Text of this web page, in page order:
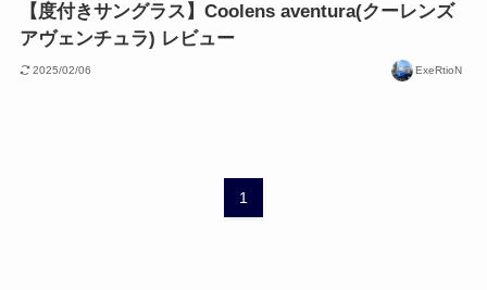
【度付きサングラス】Coolens aventura(クーレンズ
アヴェンチュラ) レビュー
2025/02/06 ExeRtioN
1